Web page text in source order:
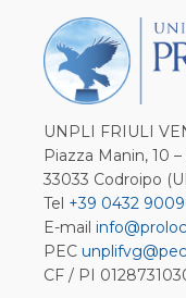
UNPLI FRIULI
Piazza Manin, 10
33033 Codroipo
Tel +39 0432
E-mail
PEC
CF / PI